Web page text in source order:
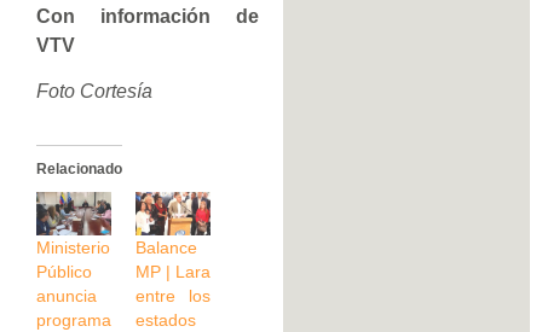
Con información de
VTV
Foto Cortesía
Relacionado
Ministerio
Público
anuncia
programa
Balance
MP | Lara
entre los
estados